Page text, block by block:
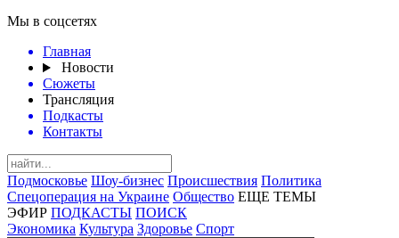
Мы в соцсетях
Главная
Новости
Сюжеты
Трансляция
Подкасты
Контакты
Подмосковье Шоу-бизнес Происшествия Политика
Спецоперация на Украине Общество ЕЩЕ ТЕМЫ
ЭФИР ПОДКАСТЫ ПОИСК
Экономика Культура Здоровье Спорт